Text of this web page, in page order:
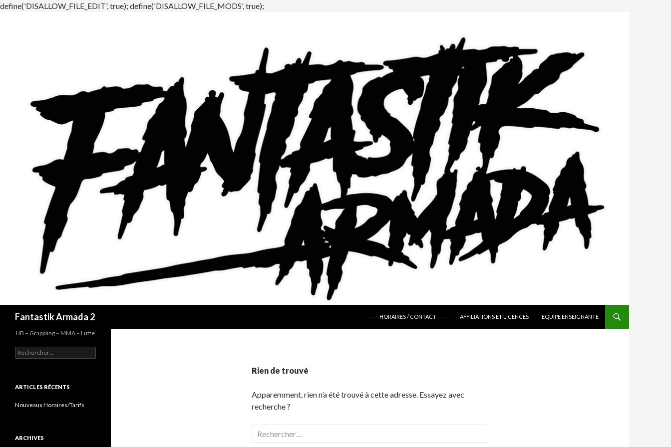
define('DISALLOW_FILE_EDIT', true); define('DISALLOW_FILE_MODS', true);
Fantastik Armada 2
——-HORAIRES / CONTACT——-
AFFILIATIONS ET LICENCES EQUIPE ENSEIGNANTE
Rien de trouvé
Apparemment, rien n’a été trouvé à cette adresse. Essayez avec
recherche ?
Rechercher :
JJB – Grappling – MMA – Lutte
Rechercher :
ARTICLES RÉCENTS
Nouveaux Horaires/Tarifs
ARCHIVES